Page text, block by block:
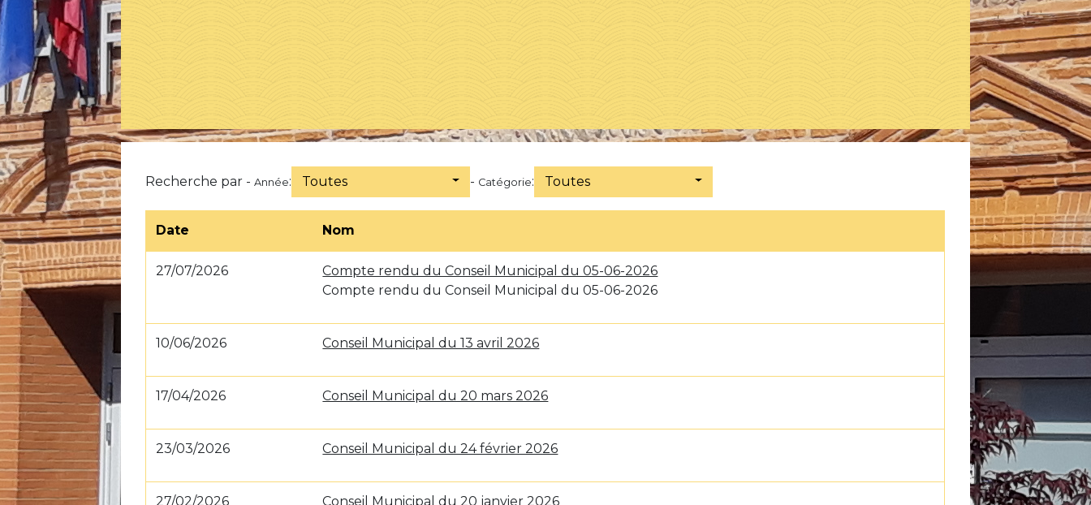
Recherche par -Année: Toutes - Catégorie: Toutes
Date Nom
27/07/2026
Compte rendu du Conseil Municipal du 05-06-2026
Compte rendu du Conseil Municipal du 05-06-2026
10/06/2026 Conseil Municipal du 13 avril 2026
17/04/2026 Conseil Municipal du 20 mars 2026
23/03/2026 Conseil Municipal du 24 février 2026
27/02/2026 Conseil Municipal du 20 janvier 2026